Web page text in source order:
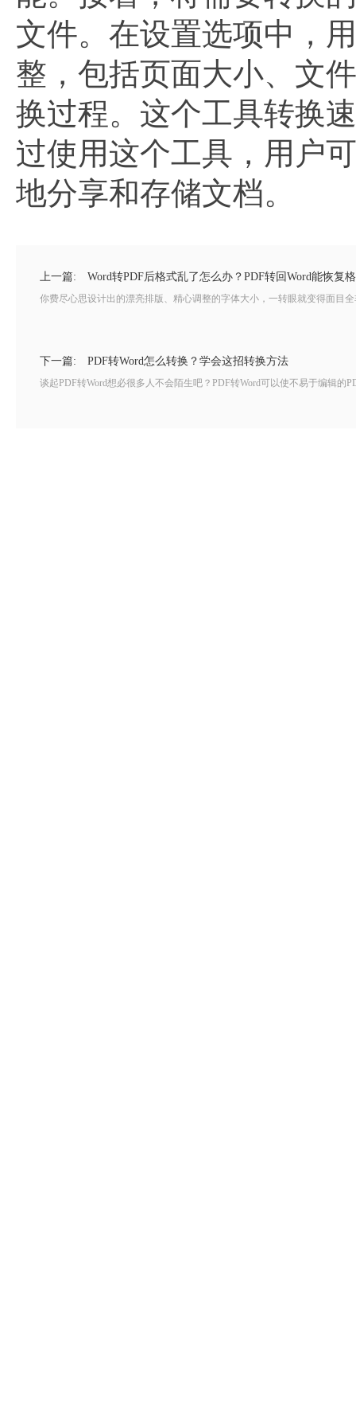
文件。在设置选项中，
整，包括页面大小、文
换过程。这个工具转换
过使用这个工具，用户
地分享和存储文档。
上一篇: Word转PDF后格式乱了怎么办？PDF转回Word能恢复
你费尽心思设计出的漂亮排版、精心调整的字体大小，一转眼就变得面目
下一篇: PDF转Word怎么转换？学会这招转换方法
谈起PDF转Word想必很多人不会陌生吧？PDF转Word可以使不易于编辑的